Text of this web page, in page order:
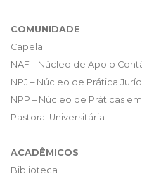
COMUNIDADE
Capela
NAF – Núcleo de Apoio
NPJ – Núcleo de Prática
NPP – Núcleo de Práticas
Pastoral Universitária
ACADÊMICOS
Biblioteca